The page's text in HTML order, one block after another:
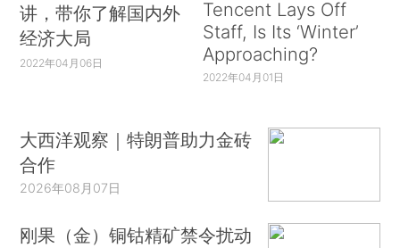
讲，带你了解国内外
经济大局
2022年04月06日
Tencent Lays Off
Staff, Is Its ‘Winter’
Approaching?
2022年04月01日
大西洋观察｜特朗普助力金砖
合作
2026年08月07日
刚果（金）铜钴精矿禁令扰动